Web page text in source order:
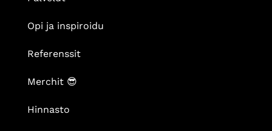
Opi ja inspiroidu
Referenssit
Merchit 😎
Hinnasto